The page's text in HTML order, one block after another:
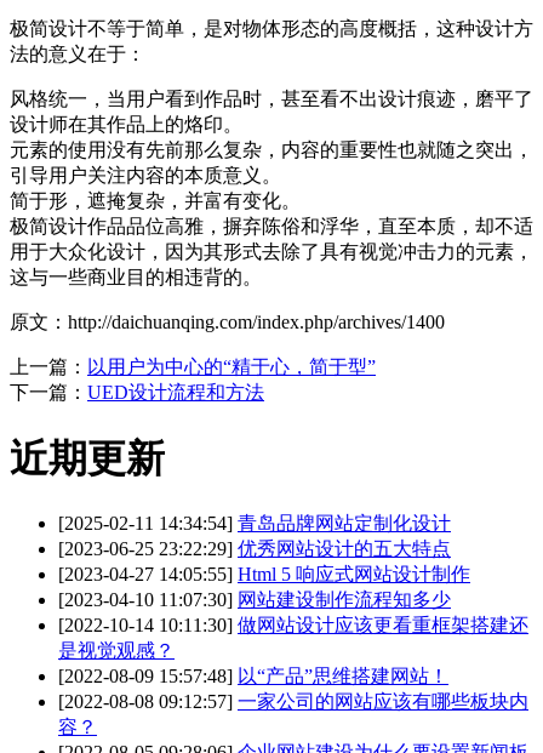
极简设计不等于简单，是对物体形态的高度概括，这种设计方
法的意义在于：
风格统一，当用户看到作品时，甚至看不出设计痕迹，磨平了
设计师在其作品上的烙印。
元素的使用没有先前那么复杂，内容的重要性也就随之突出，
引导用户关注内容的本质意义。
简于形，遮掩复杂，并富有变化。
极简设计作品品位高雅，摒弃陈俗和浮华，直至本质，却不适
用于大众化设计，因为其形式去除了具有视觉冲击力的元素，
这与一些商业目的相违背的。
原文：http://daichuanqing.com/index.php/archives/1400
上一篇： 以用户为中心的“精于心，简于型”
下一篇： UED设计流程和方法
近期更新
[2025-02-11 14:34:54] 青岛品牌网站定制化设计
[2023-06-25 23:22:29] 优秀网站设计的五大特点
[2023-04-27 14:05:55] Html 5 响应式网站设计制作
[2023-04-10 11:07:30] 网站建设制作流程知多少
[2022-10-14 10:11:30] 做网站设计应该更看重框架搭建还
是视觉观感？
[2022-08-09 15:57:48] 以“产品”思维搭建网站！
[2022-08-08 09:12:57] 一家公司的网站应该有哪些板块内
容？